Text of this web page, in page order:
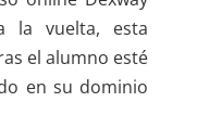
la vuelta, esta
el alumno esté
en su dominio